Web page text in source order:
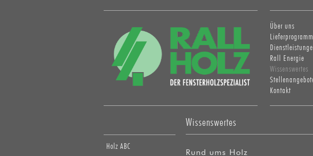
Menu
Skip to
Über uns
Lieferprogramm
Rall Energie
Wissenswertes
Kontakt
Holz ABC
Wissenswertes
Rund ums Holz